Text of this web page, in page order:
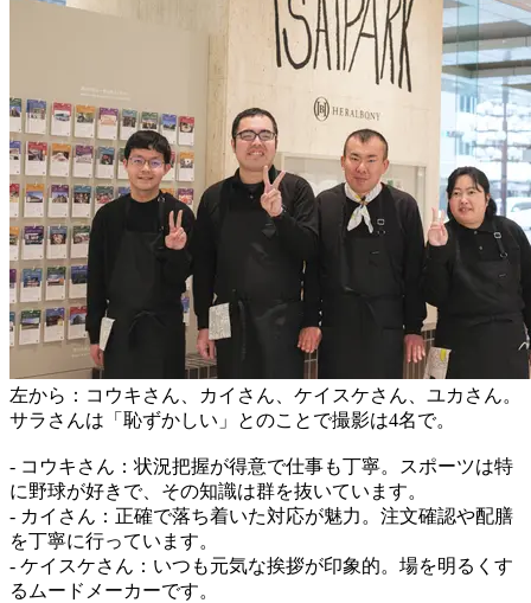
左から：コウキさん、カイさん、ケイスケさん、ユカさん。
サラさんは「恥ずかしい」とのことで撮影は4名で。
- コウキさん：状況把握が得意で仕事も丁寧。スポーツは特
に野球が好きで、その知識は群を抜いています。
- カイさん：正確で落ち着いた対応が魅力。注文確認や配膳
を丁寧に行っています。
- ケイスケさん：いつも元気な挨拶が印象的。場を明るくす
るムードメーカーです。